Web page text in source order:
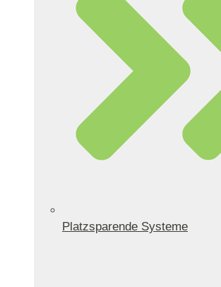
Platzsparende Systeme